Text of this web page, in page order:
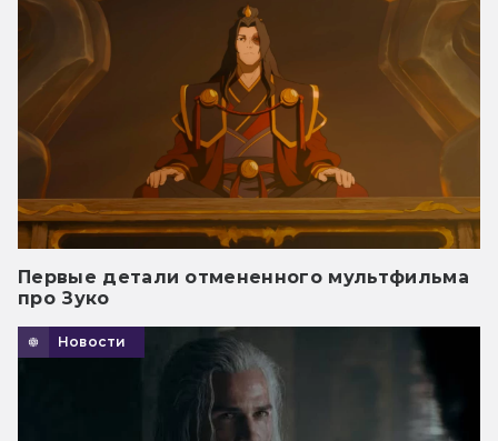
Первые детали отмененного мультфильма
про Зуко
Новости